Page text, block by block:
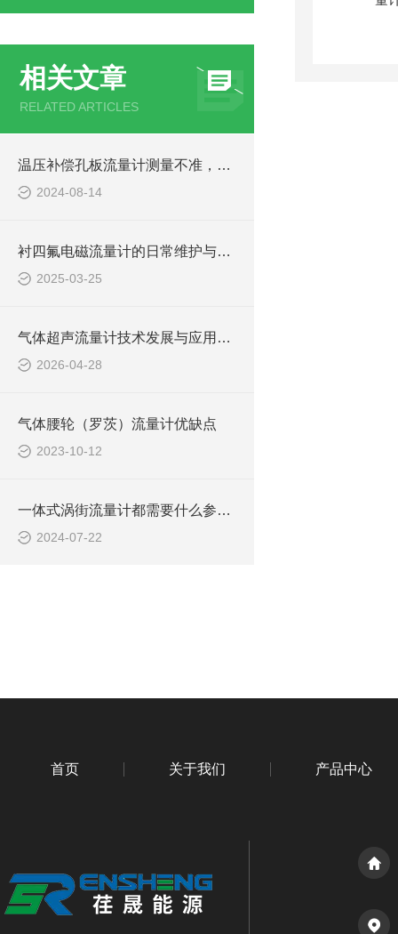
相关文章
RELATED ARTICLES
温压补偿孔板流量计测量不准，处理方法有技巧！
2024-08-14
衬四氟电磁流量计的日常维护与主要事项
2025-03-25
气体超声流量计技术发展与应用综述
2026-04-28
气体腰轮（罗茨）流量计优缺点
2023-10-12
一体式涡街流量计都需要什么参数？
2024-07-22
首页 关于我们 产品中心